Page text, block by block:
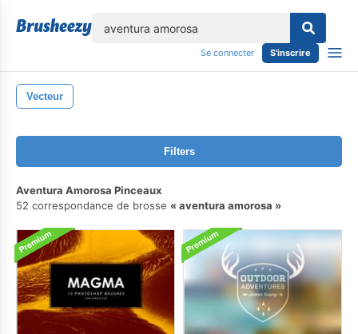
Se connecter S'inscrire
Vecteur
Filters
Aventura Amorosa Pinceaux
52 correspondance de brosse
aventura amorosa